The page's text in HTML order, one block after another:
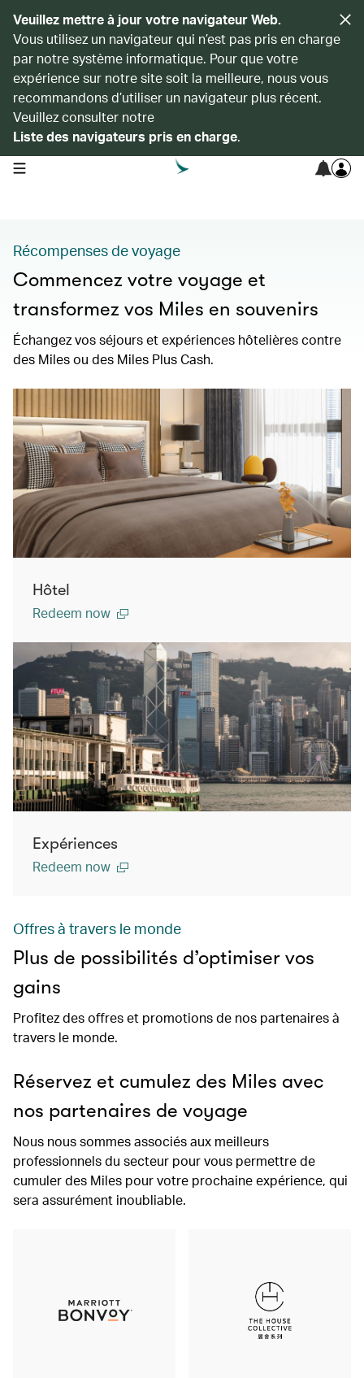
Veuillez mettre à jour votre navigateur Web.
Vous utilisez un navigateur qui n’est pas pris en charge
par notre système informatique. Pour que votre
expérience sur notre site soit la meilleure, nous vous
recommandons d’utiliser un navigateur plus récent.
Veuillez consulter notre
Liste des navigateurs pris en charge.
open navigation menu
Récompenses de voyage
Commencez votre voyage et
transformez vos Miles en souvenirs
Échangez vos séjours et expériences hôtelières contre
des Miles ou des Miles Plus Cash.
Hôtel
Redeem now
Expériences
Redeem now
Offres à travers le monde
Plus de possibilités d’optimiser vos
gains
Profitez des offres et promotions de nos partenaires à
travers le monde.
Réservez et cumulez des Miles avec
nos partenaires de voyage
Nous nous sommes associés aux meilleurs
professionnels du secteur pour vous permettre de
cumuler des Miles pour votre prochaine expérience, qui
sera assurément inoubliable.